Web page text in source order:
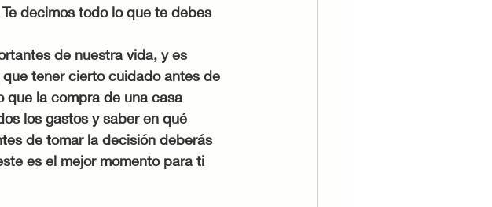
decimos todo lo que te debes
de nuestra vida, y es
tener cierto cuidado antes de
que la compra de una casa
los gastos y saber en qué
de tomar la decisión deberás
es el mejor momento para ti